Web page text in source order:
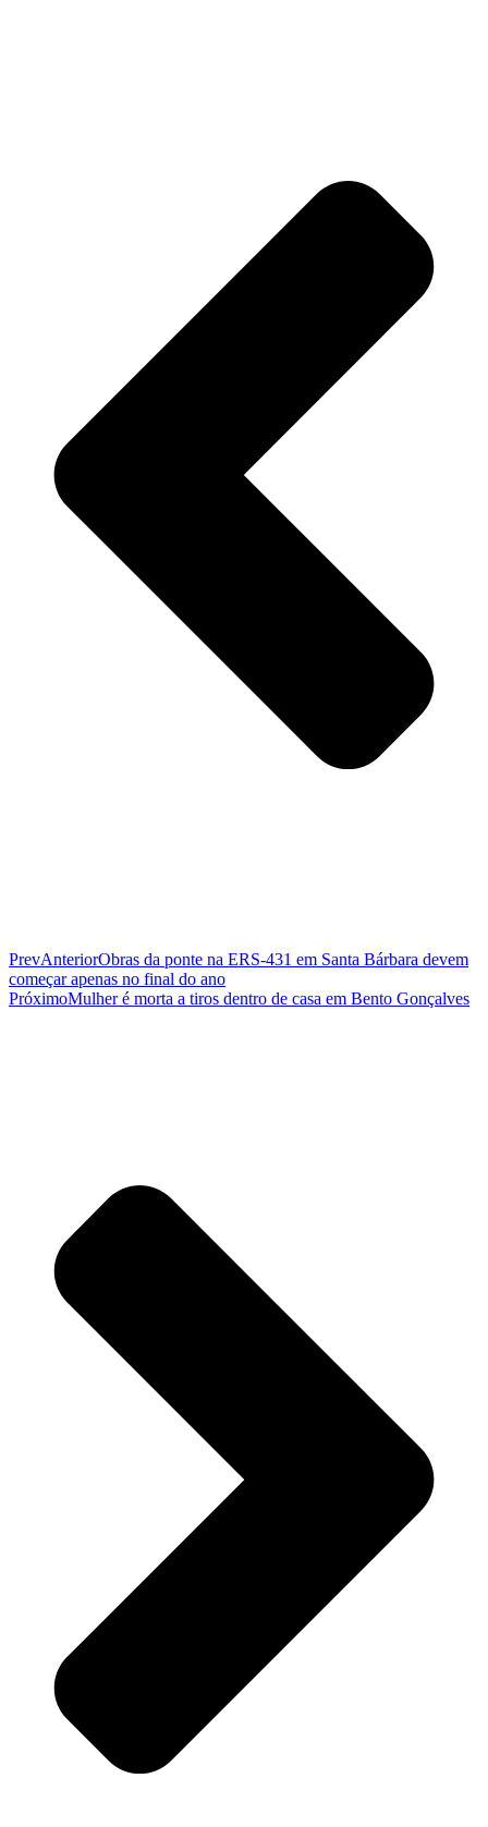
PrevAnteriorObras da ponte na ERS-431 em Santa Bárbara devem
começar apenas no final do ano
PróximoMulher é morta a tiros dentro de casa em Bento Gonçalves